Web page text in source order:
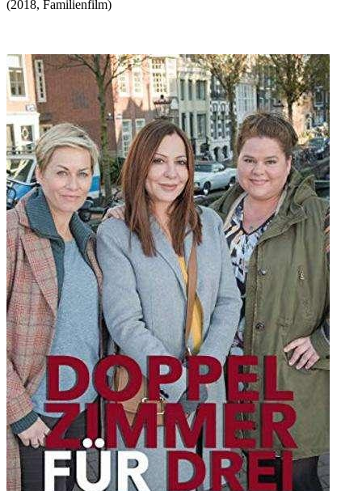
(2018, Familienfilm)